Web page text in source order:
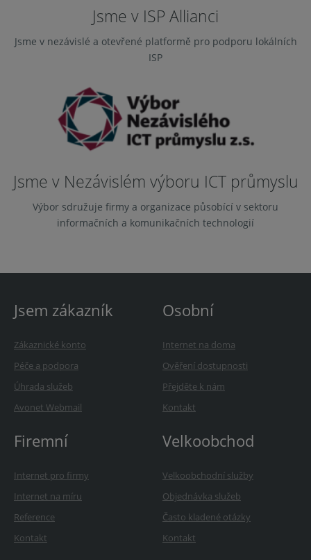
Jsme v ISP Allianci
Jsme v nezávislé a otevřené platformě pro podporu lokálních
ISP
Jsme v Nezávislém výboru ICT průmyslu
Výbor sdružuje firmy a organizace působící v sektoru
informačních a komunikačních technologií
Jsem zákazník
Zákaznické konto
Péče a podpora
Úhrada služeb
Avonet Webmail
Osobní
Internet na doma
Ověření dostupnosti
Přejděte k nám
Kontakt
Firemní
Internet pro firmy
Internet na míru
Reference
Kontakt
Velkoobchod
Velkoobchodní služby
Objednávka služeb
Často kladené otázky
Kontakt